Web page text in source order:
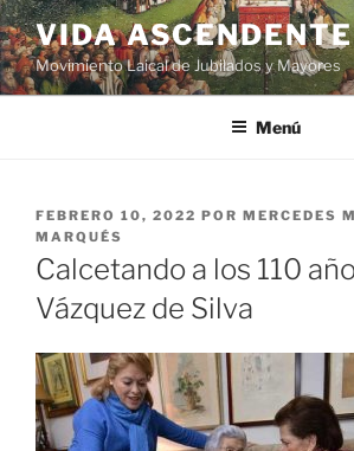
VIDA ASCENDENTE
Movimiento Laical de Jubilados y Mayores
Menú
FEBRERO 10, 2022 POR MERCEDES
MARQUÉS
Calcetando a los 110
Vázquez de Silva